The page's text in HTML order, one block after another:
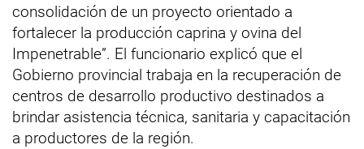
consolidación de un proyecto orientado a
fortalecer la producción caprina y ovina del
Impenetrable”. El funcionario explicó que el
Gobierno provincial trabaja en la recuperación de
centros de desarrollo productivo destinados a
brindar asistencia técnica, sanitaria y capacitación
a productores de la región.